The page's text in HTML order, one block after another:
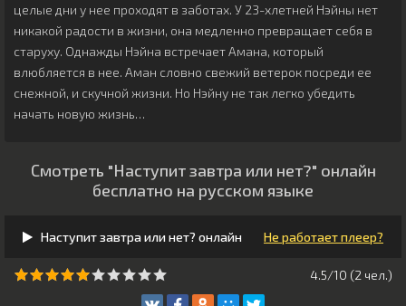
целые дни у нее проходят в заботах. У 23-хлетней Нэйны нет
никакой радости в жизни, она медленно превращает себя в
старуху. Однажды Нэйна встречает Амана, который
влюбляется в нее. Аман словно свежий ветерок посреди ее
снежной, и скучной жизни. Но Нэйну не так легко убедить
начать новую жизнь…
Смотреть "Наступит завтра или нет?" онлайн
бесплатно на русском языке
Наступит завтра или нет? онлайн Не работает плеер?
4.5/10 (2 чeл.)